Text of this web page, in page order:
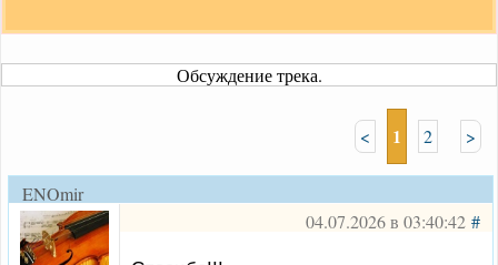
Обсуждение трека.
< 1 2 >
ENOmir
04.07.2026 в 03:40:42#